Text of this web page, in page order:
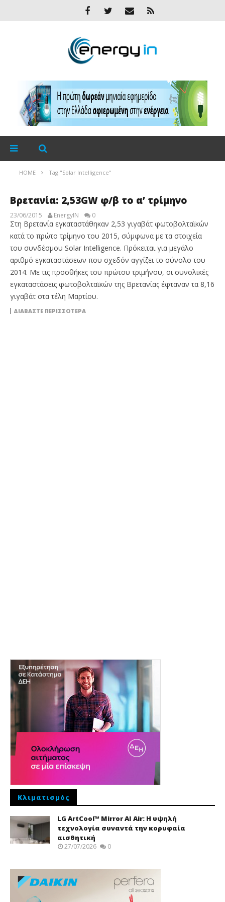
HOME Tag "Solar Intelligence"
Βρετανία: 2,53GW φ/β το α’ τρίμηνο
23/06/2015 EnergyIN 0
Στη Βρετανία εγκαταστάθηκαν 2,53 γιγαβάτ φωτοβολταϊκών
κατά το πρώτο τρίμηνο του 2015, σύμφωνα με τα στοιχεία
του συνδέσμου Solar Intelligence. Πρόκειται για μεγάλο
αριθμό εγκαταστάσεων που σχεδόν αγγίζει το σύνολο του
2014. Με τις προσθήκες του πρώτου τριμήνου, οι συνολικές
εγκαταστάσεις φωτοβολταϊκών της Βρετανίας έφταναν τα 8,16
γιγαβάτ στα τέλη Μαρτίου.
ΔΙΑΒΆΣΤΕ ΠΕΡΙΣΣΌΤΕΡΑ
Κλιματισμός
LG ArtCool™ Mirror AI Air: Η υψηλή
τεχνολογία συναντά την κορυφαία
αισθητική
27/07/2026 0